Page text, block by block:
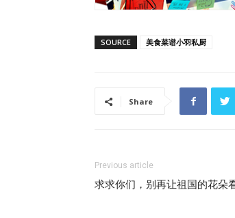
SOURCE 美食菜谱小羽私厨
Share
Previous article
求求你们，别再让祖国的花朵